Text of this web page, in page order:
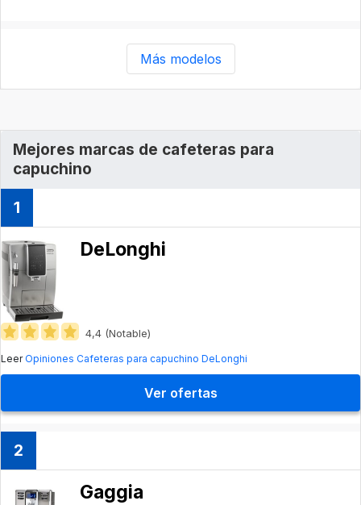
Más modelos
Mejores marcas de cafeteras para
capuchino
1
DeLonghi
4,4 (Notable)
LeerOpiniones Cafeteras para capuchino DeLonghi
Ver ofertas
2
Gaggia